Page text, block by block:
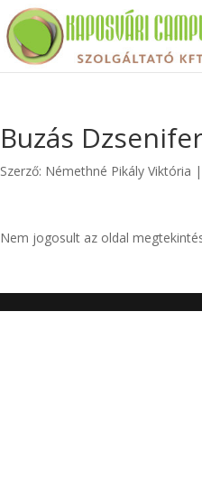
Buzás
Szerző: Némethné Pikály Viktória |
Nem jogosult az oldal